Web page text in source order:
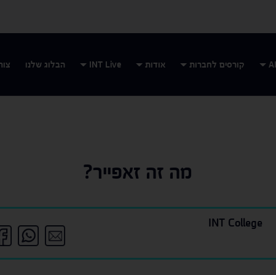
קורסים לחברות אודות INT Live הבלוג שלנו
מה זה זאפייר?
INT College